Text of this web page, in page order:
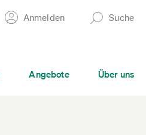
Anmelden Suche
Angebote Über uns